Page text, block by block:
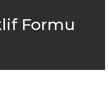
Formu